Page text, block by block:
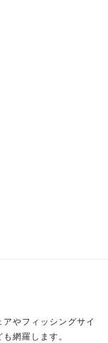
やフィッシングサイ
網羅します。